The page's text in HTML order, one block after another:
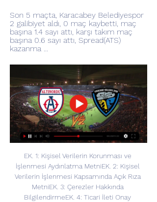
Son 5 maçta, Karacabey Belediyespor
2 galibiyet aldı, 0 maç kaybetti, maç
başına 1.4 sayı attı, karşı takım maç
başına 0.6 sayı attı, Spread(ATS)
kazanma ...
EK. 1: Kişisel Verilerin Korunması ve
İşlenmesi Aydınlatma MetniEK. 2: Kişisel
Verilerin İşlenmesi Kapsamında Açık Rıza
MetniEK. 3: Çerezler Hakkında
BilgilendirmeEK. 4: Ticari İleti Onay